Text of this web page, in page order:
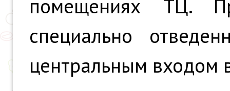
помещениях ТЦ.
специально
центральным входом